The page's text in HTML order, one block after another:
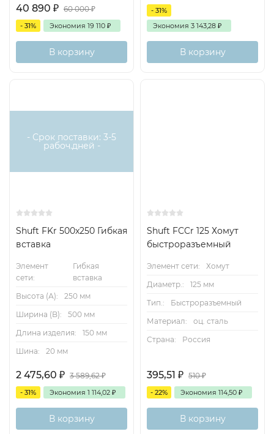
40 890 ₽ 60 000₽
- 31% Экономия 19 110 ₽
В корзину
- 31%
Экономия 3 143,28 ₽
В корзину
- Срок поставки: 3-5
рабоч.дней -
Shuft FKr 500x250 Гибкая
вставка
Элемент
сети:
Гибкая
вставка
Высота (А):
250 мм
Ширина (B):
500 мм
Длина изделия:
150 мм
Шина:
20 мм
2 475,60 ₽ 3 589,62₽
- 31% Экономия 1 114,02 ₽
В корзину
Shuft FCCr 125 Хомут
быстроразъемный
Элемент сети:
Хомут
Диаметр.:
125 мм
Тип.:
Быстроразъемный
Материал:
оц. сталь
Страна:
Россия
395,51 ₽ 510₽
- 22% Экономия 114,50 ₽
В корзину